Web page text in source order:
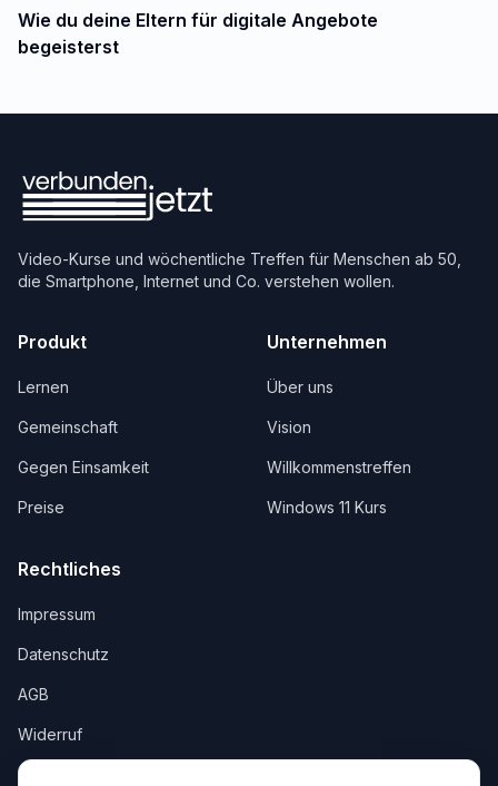
Wie du deine Eltern für digitale Angebote
begeisterst
Video-Kurse und wöchentliche Treffen für Menschen ab 50,
die Smartphone, Internet und Co. verstehen wollen.
Produkt
Lernen
Gemeinschaft
Gegen Einsamkeit
Preise
Unternehmen
Über uns
Vision
Willkommenstreffen
Windows 11 Kurs
Rechtliches
Impressum
Datenschutz
AGB
Widerruf